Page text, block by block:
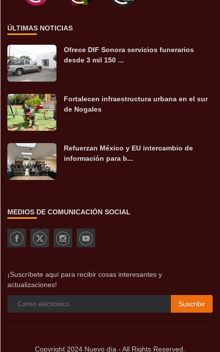
ÚLTIMAS NOTICIAS
Ofrece DIF Sonora servicios funerarios
desde 3 mil 150 ...
Fortalecen infraestructura urbana en el sur
de Nogales
Refuerzan México y EU intercambio de
información para b...
MEDIOS DE COMUNICACIÓN SOCIAL
¡Suscríbete aquí para recibir cosas interesantes y
actualizaciones!
Suscribir
Copyright 2024 Nuevo día - All Rights Reserved.